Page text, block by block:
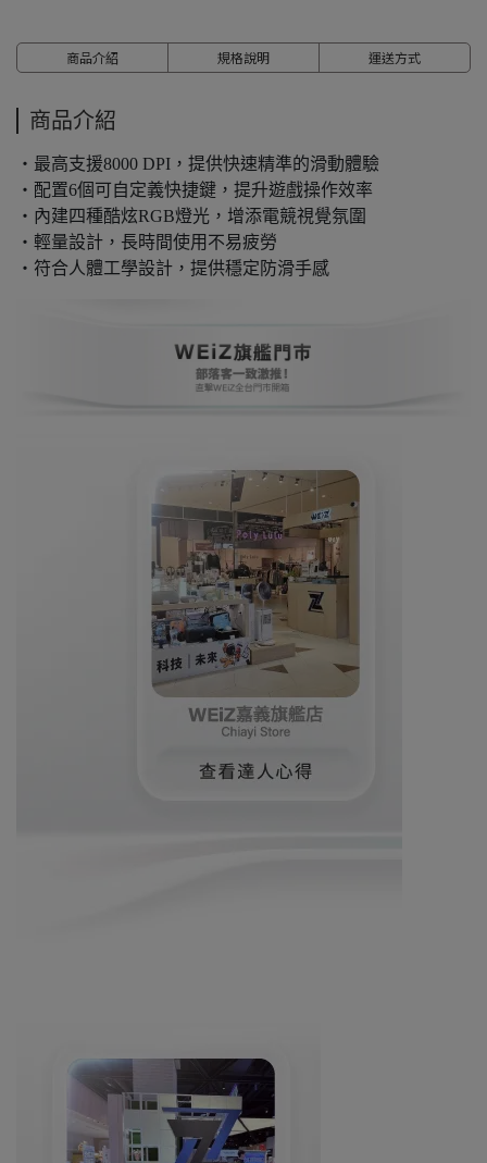
商品介紹 規格說明 運送方式
商品介紹
・最高支援8000 DPI，提供快速精準的滑動體驗
・配置6個可自定義快捷鍵，提升遊戲操作效率
・內建四種酷炫RGB燈光，增添電競視覺氛圍
・輕量設計，長時間使用不易疲勞
・符合人體工學設計，提供穩定防滑手感